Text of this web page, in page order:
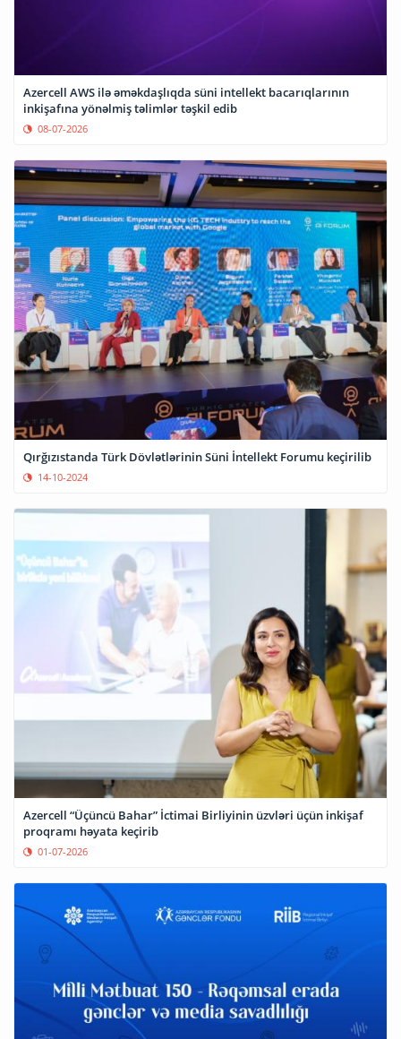
Azercell AWS ilə əməkdaşlıqda süni intellekt bacarıqlarının
inkişafına yönəlmiş təlimlər təşkil edib
08-07-2026
Qırğızıstanda Türk Dövlətlərinin Süni İntellekt Forumu keçirilib
14-10-2024
Azercell “Üçüncü Bahar” İctimai Birliyinin üzvləri üçün inkişaf
proqramı həyata keçirib
01-07-2026